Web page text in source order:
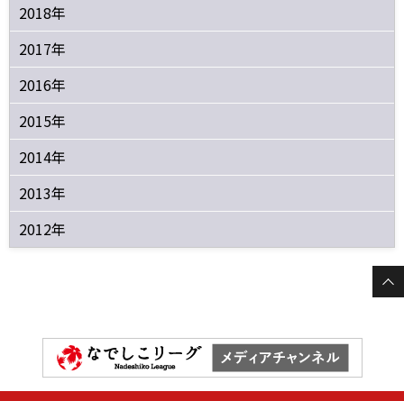
2018年
2017年
2016年
2015年
2014年
2013年
2012年